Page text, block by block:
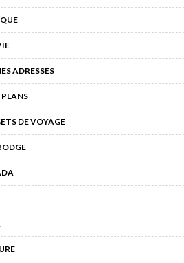
ADRESSES
PLANS
DE VOYAGE